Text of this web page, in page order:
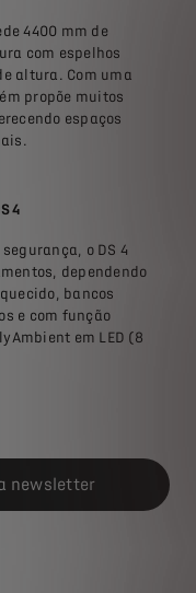
4400 mm de
com espelhos
altura. Com uma
propõe muitos
espaços
4
o DS 4
dependendo
bancos
e com função
em LED (8
newsletter